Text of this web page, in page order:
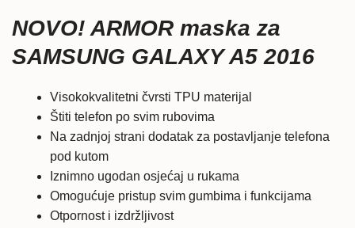
količina
NOVO! ARMOR maska za
SAMSUNG GALAXY A5 2016
Visokokvalitetni čvrsti TPU materijal
Štiti telefon po svim rubovima
Na zadnjoj strani dodatak za postavljanje telefona
pod kutom
Iznimno ugodan osjećaj u rukama
Omogućuje pristup svim gumbima i funkcijama
Otpornost i izdržljivost